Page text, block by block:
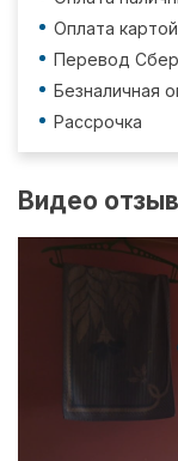
Оплата
Перевод
Безналичная
Рассрочка
Видео